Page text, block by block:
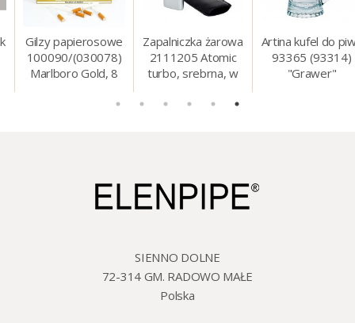
Gilzy papierosowe
100090/(030078)
Marlboro Gold, 8
mm, 200 szt./op.
Zapalniczka żarowa
2111205 Atomic
turbo, srebrna, w
Artina kufel do piwa
93365 (93314)
"Grawer"
szklo/cyna, 425 ml,
SIENNO DOLNE
72-314 GM. RADOWO MAŁE
Polska